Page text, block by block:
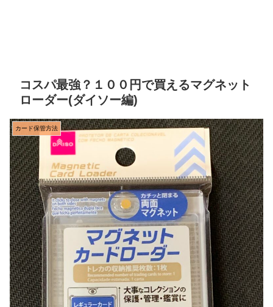
コスパ最強？１００円で買えるマグネット
ローダー(ダイソー編)
カード保管方法